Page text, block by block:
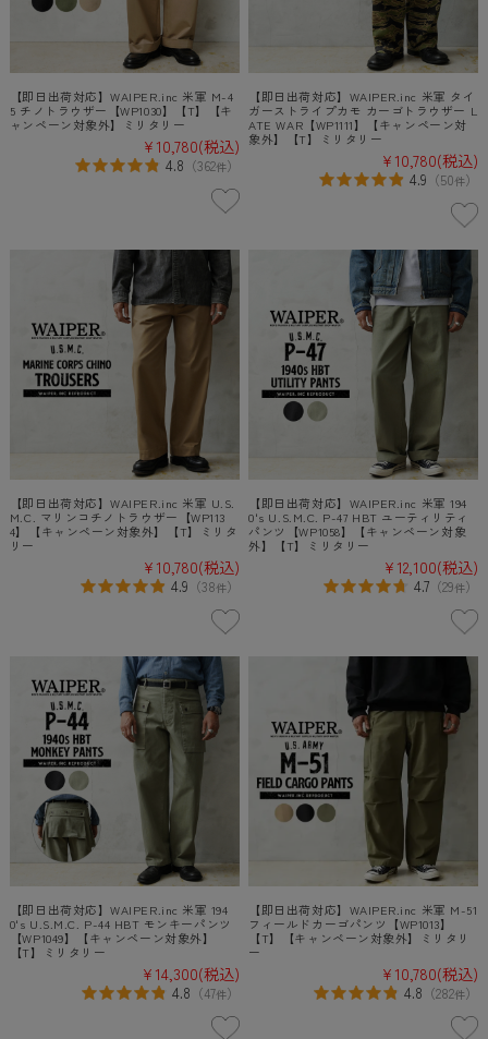
【即日出荷対応】WAIPER.inc 米軍 M-4
5 チノトラウザー【WP1030】【T】【キ
ャンペーン対象外】ミリタリー
¥10,780(税込)
4.8 （362件）
【即日出荷対応】WAIPER.inc 米軍 タイ
ガーストライプカモ カーゴトラウザー L
ATE WAR【WP1111】【キャンペーン対
象外】【T】ミリタリー
¥10,780(税込)
4.9 （50件）
【即日出荷対応】WAIPER.inc 米軍 U.S.
M.C. マリンコチノトラウザー【WP113
4】【キャンペーン対象外】【T】ミリタ
リー
¥10,780(税込)
4.9 （38件）
【即日出荷対応】WAIPER.inc 米軍 194
0's U.S.M.C. P-47 HBT ユーティリティ
パンツ【WP1058】【キャンペーン対象
外】【T】ミリタリー
¥12,100(税込)
4.7 （29件）
【即日出荷対応】WAIPER.inc 米軍 194
0's U.S.M.C. P-44 HBT モンキーパンツ
【WP1049】【キャンペーン対象外】
【T】ミリタリー
¥14,300(税込)
4.8 （47件）
【即日出荷対応】WAIPER.inc 米軍 M-51
フィールドカーゴパンツ【WP1013】
【T】【キャンペーン対象外】ミリタリ
ー
¥10,780(税込)
4.8 （282件）